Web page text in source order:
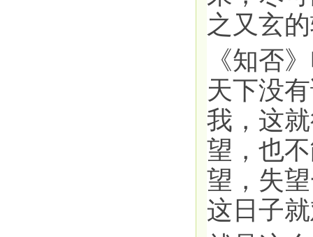
之又玄
《知否
天下没
我，这
望，也
望，失
这日子